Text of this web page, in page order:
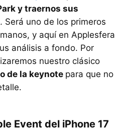
y traernos sus
. Será uno de los primeros
y aquí en Applesfera
análisis a fondo. Por
nuestro clásico
de la keynote para que no
Event del iPhone 17